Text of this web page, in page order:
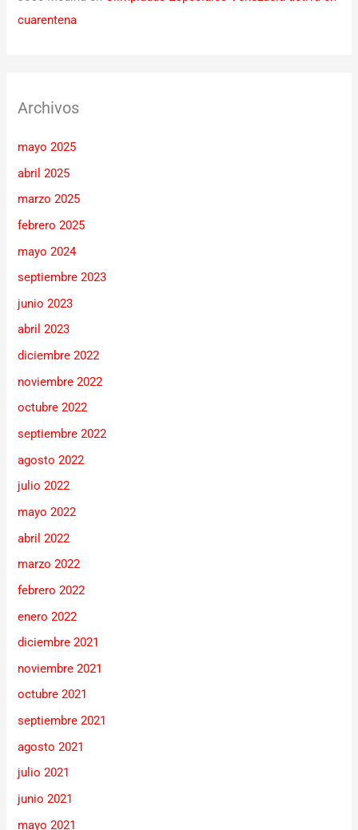
cuarentena
Archivos
mayo 2025
abril 2025
marzo 2025
febrero 2025
mayo 2024
septiembre 2023
junio 2023
abril 2023
diciembre 2022
noviembre 2022
octubre 2022
septiembre 2022
agosto 2022
julio 2022
mayo 2022
abril 2022
marzo 2022
febrero 2022
enero 2022
diciembre 2021
noviembre 2021
octubre 2021
septiembre 2021
agosto 2021
julio 2021
junio 2021
mayo 2021